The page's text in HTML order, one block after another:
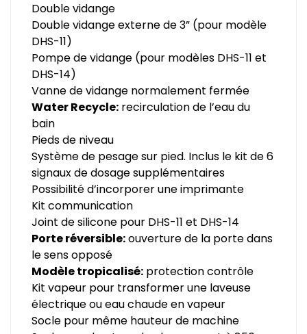
Double vidange
Double vidange externe de 3” (pour modèle
DHS-11)
Pompe de vidange (pour modèles DHS-11 et
DHS-14)
Vanne de vidange normalement fermée
Water Recycle: recirculation de l’eau du
bain
Pieds de niveau
Système de pesage sur pied. Inclus le kit de 6
signaux de dosage supplémentaires
Possibilité d’incorporer une imprimante
Kit communication
Joint de silicone pour DHS-11 et DHS-14
Porte réversible:ouverture de la porte dans
le sens opposé
Modèle tropicalisé: protection contrôle
Kit vapeur pour transformer une laveuse
électrique ou eau chaude en vapeur
Socle pour même hauteur de machine